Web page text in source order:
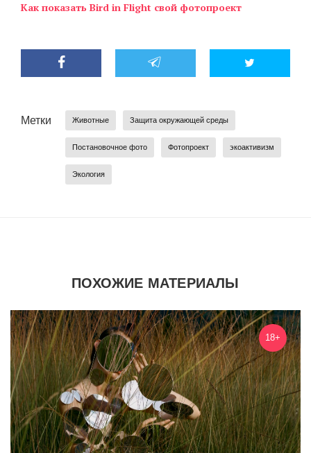
Как показать Bird in Flight свой фотопроект
Метки Животные Защита окружающей среды
Постановочное фото Фотопроект экоактивизм
Экология
ПОХОЖИЕ МАТЕРИАЛЫ
18+